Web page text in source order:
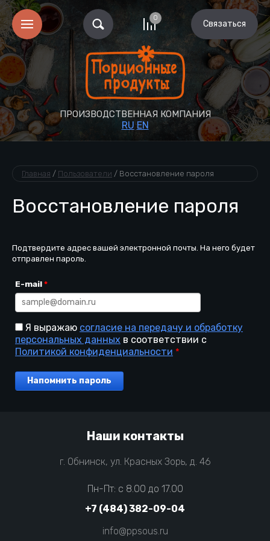
ПРОИЗВОДСТВЕННАЯ КОМПАНИЯ
RU EN
0
Связаться
Главная / Пользователи / Восстановление пароля
Восстановление пароля
Подтвердите адрес вашей электронной почты. На него будет
отправлен пароль.
E-mail*
Я выражаю согласие на передачу и обработку
персональных данных в соответствии с
Политикой конфиденциальности *
Напомнить пароль
Наши контакты
г. Обнинск, ул. Красных Зорь, д. 46
Пн-Пт: с 8.00 до 17.00
+7 (484) 382-09-04
info@ppsous.ru